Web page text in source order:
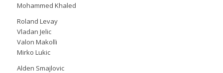
Mohammed Khaled
Roland Levay
Vladan Jelic
Valon Makolli
Mirko Lukic
Alden Smajlovic